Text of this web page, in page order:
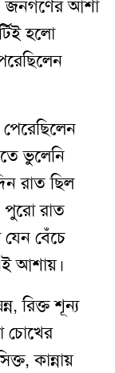
জনগণের আশা
হলো
ভুলেনি
রাত ছিল
পুরো রাত
বেঁচে
আশায়।
রিক্ত শূন্য
চোখের
কান্নায়